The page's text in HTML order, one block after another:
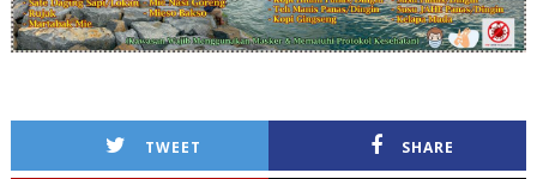
TWEET SHARE